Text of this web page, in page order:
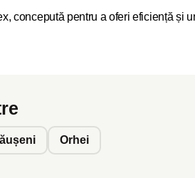
concepută pentru a oferi eficiență și
Orhei